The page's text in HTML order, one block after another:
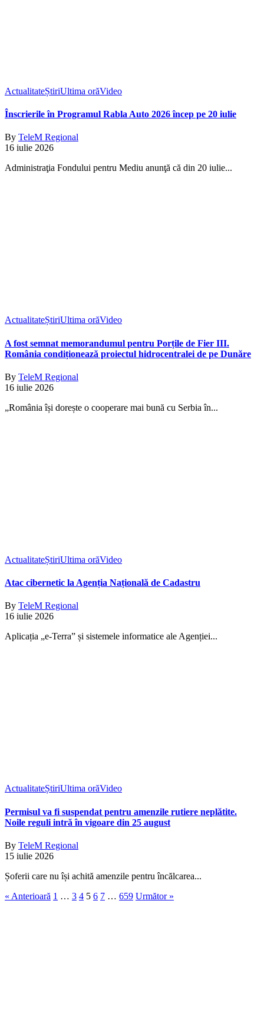
ActualitateȘtiriUltima orăVideo
Înscrierile în Programul Rabla Auto 2026 încep pe 20 iulie
By TeleM Regional
16 iulie 2026
Administraţia Fondului pentru Mediu anunţă că din 20 iulie...
ActualitateȘtiriUltima orăVideo
A fost semnat memorandumul pentru Porțile de Fier III.
România condiționează proiectul hidrocentralei de pe Dunăre
By TeleM Regional
16 iulie 2026
„România își dorește o cooperare mai bună cu Serbia în...
ActualitateȘtiriUltima orăVideo
Atac cibernetic la Agenția Națională de Cadastru
By TeleM Regional
16 iulie 2026
Aplicația „e-Terra” și sistemele informatice ale Agenției...
ActualitateȘtiriUltima orăVideo
Permisul va fi suspendat pentru amenzile rutiere neplătite.
Noile reguli intră în vigoare din 25 august
By TeleM Regional
15 iulie 2026
Șoferii care nu își achită amenzile pentru încălcarea...
« Anterioară 1 … 3 4 5 6 7 … 659 Următor »